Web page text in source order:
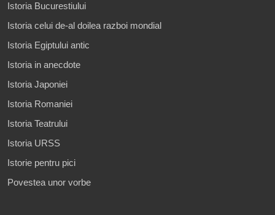
Istoria Bucurestiului
Istoria celui de-al doilea razboi mondial
Istoria Egiptului antic
Istoria in anecdote
Istoria Japoniei
Istoria Romaniei
Istoria Teatrului
Istoria URSS
Istorie pentru pici
Povestea unor vorbe